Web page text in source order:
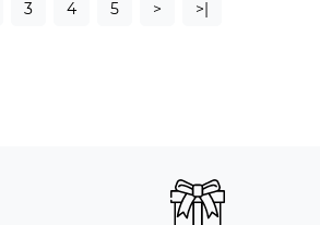
3 4 5 > >|